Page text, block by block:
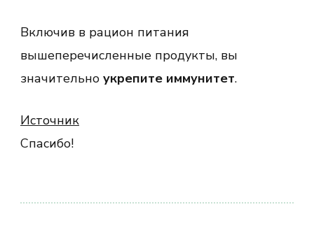
Включив в рацион питания
вышеперечисленные продукты, вы
значительно укрепите иммунитет.
Источник
Спасибо!